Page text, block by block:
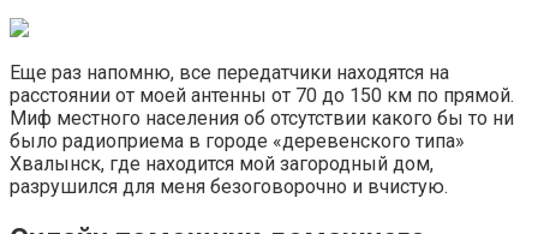
Еще раз напомню, все передатчики находятся на
расстоянии от моей антенны от 70 до 150 км по прямой.
Миф местного населения об отсутствии какого бы то ни
было радиоприема в городе «деревенского типа»
Хвалынск, где находится мой загородный дом,
разрушился для меня безоговорочно и вчистую.